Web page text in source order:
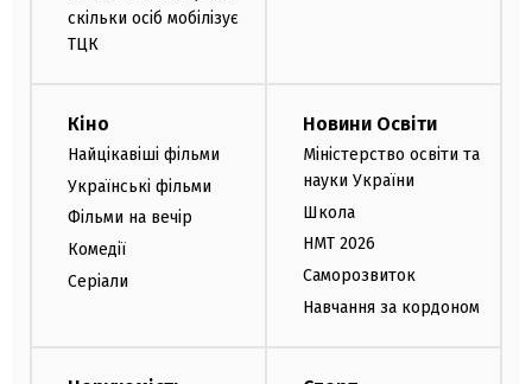
скільки осіб мобілізує
ТЦК
Кіно
Найцікавіші фільми
Українські фільми
Фільми на вечір
Комедії
Серіали
Новини Освіти
Міністерство освіти та
науки України
Школа
НМТ 2026
Саморозвиток
Навчання за кордоном